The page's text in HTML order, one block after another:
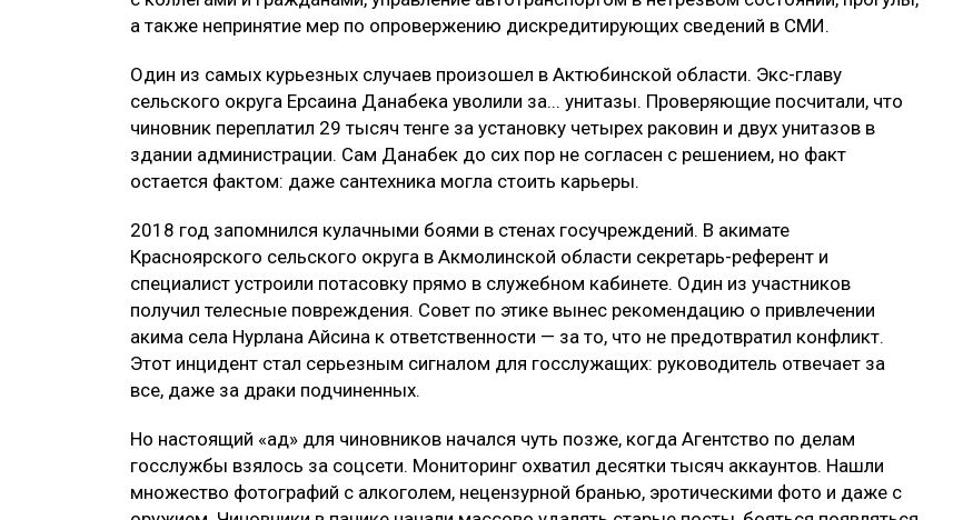
а также непринятие мер по опровержению дискредитирующих сведений в СМИ.
Один из самых курьезных случаев произошел в Актюбинской области. Экс-главу
сельского округа Ерсаина Данабека уволили за... унитазы. Проверяющие посчитали, что
чиновник переплатил 29 тысяч тенге за установку четырех раковин и двух унитазов в
здании администрации. Сам Данабек до сих пор не согласен с решением, но факт
остается фактом: даже сантехника могла стоить карьеры.
2018 год запомнился кулачными боями в стенах госучреждений. В акимате
Красноярского сельского округа в Акмолинской области секретарь-референт и
специалист устроили потасовку прямо в служебном кабинете. Один из участников
получил телесные повреждения. Совет по этике вынес рекомендацию о привлечении
акима села Нурлана Айсина к ответственности — за то, что не предотвратил конфликт.
Этот инцидент стал серьезным сигналом для госслужащих: руководитель отвечает за
все, даже за драки подчиненных.
Но настоящий «ад» для чиновников начался чуть позже, когда Агентство по делам
госслужбы взялось за соцсети. Мониторинг охватил десятки тысяч аккаунтов. Нашли
множество фотографий с алкоголем, нецензурной бранью, эротическими фото и даже с